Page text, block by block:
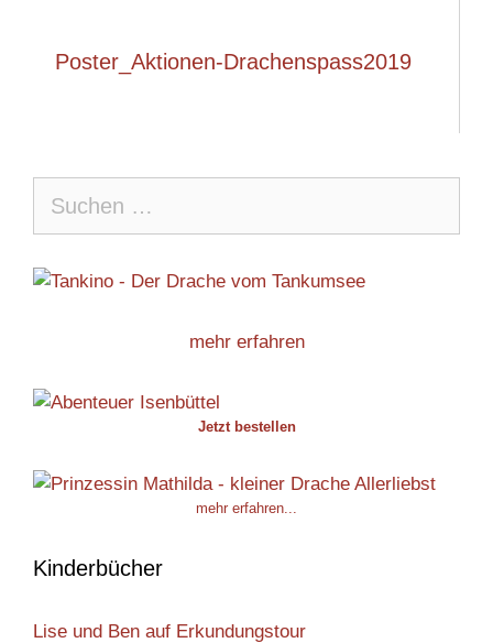
Poster_Aktionen-Drachenspass2019
nach:
mehr erfahren
Jetzt bestellen
mehr erfahren...
Kinderbücher
Lise und Ben auf Erkundungstour